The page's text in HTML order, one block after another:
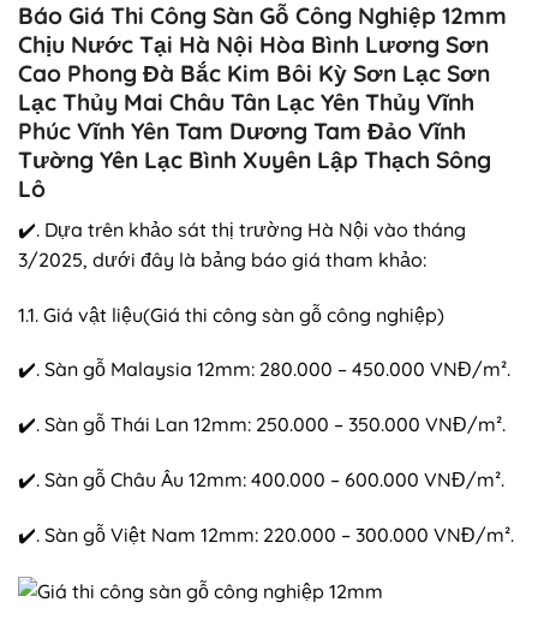
Báo Giá Thi Công Sàn Gỗ Công Nghiệp 12mm
Chịu Nước Tại Hà Nội Hòa Bình Lương Sơn
Cao Phong Đà Bắc Kim Bôi Kỳ Sơn Lạc Sơn
Lạc Thủy Mai Châu Tân Lạc Yên Thủy Vĩnh
Phúc Vĩnh Yên Tam Dương Tam Đảo Vĩnh
Tường Yên Lạc Bình Xuyên Lập Thạch Sông
Lô
✔️. Dựa trên khảo sát thị trường Hà Nội vào tháng
3/2025, dưới đây là bảng báo giá tham khảo:
1.1. Giá vật liệu(Giá thi công sàn gỗ công nghiệp)
✔️. Sàn gỗ Malaysia 12mm: 280.000 – 450.000 VNĐ/m².
✔️. Sàn gỗ Thái Lan 12mm: 250.000 – 350.000 VNĐ/m².
✔️. Sàn gỗ Châu Âu 12mm: 400.000 – 600.000 VNĐ/m².
✔️. Sàn gỗ Việt Nam 12mm: 220.000 – 300.000 VNĐ/m².